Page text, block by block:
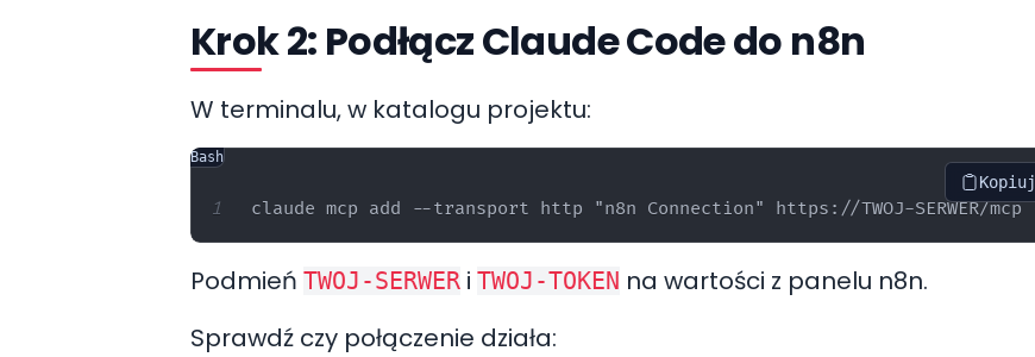
Krok 2: Podłącz Claude Code do n8n
W terminalu, w katalogu projektu:
Bash
Kopiuj
Podmień TWOJ-SERWER i TWOJ-TOKEN na wartości z panelu n8n.
Sprawdź czy połączenie działa: